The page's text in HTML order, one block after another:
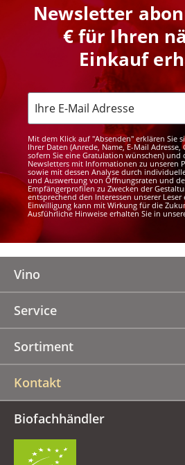
Newsletter
€ für Ihren
Einkauf
Mit dem Klick auf "Absenden" erklären Sie
Ihrer Daten (Anrede, Name, E-Mail
sofern Sie eine Gratulation wünschen) und
Newsletters mit Informationen zu unseren
sowie mit dessen Analyse durch
und Auswertung von Öffnungsraten und
Empfängerprofilen zu Zwecken der
entsprechend den Interessen unserer
Einwilligung kann mit Wirkung für die
Ausführliche Hinweise erhalten Sie in
Vino
Service
Sortiment
Kontakt
Biofachhändler